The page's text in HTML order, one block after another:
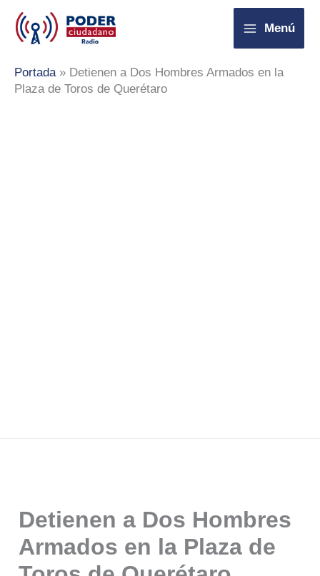
contenido
Menú
Portada» Detienen a Dos Hombres Armados en la
Plaza de Toros de Querétaro
Detienen a Dos Hombres
Armados en la Plaza de